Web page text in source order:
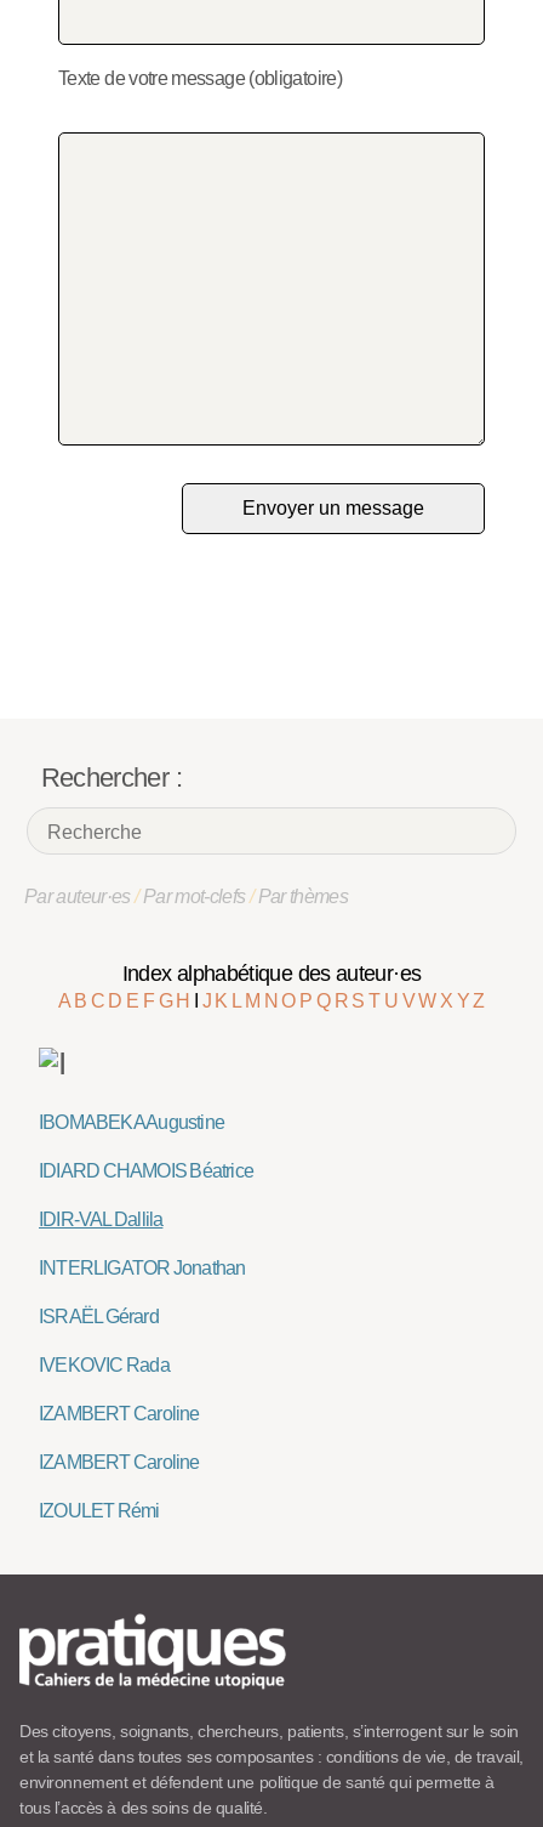
Texte de votre message (obligatoire)
Rechercher :
Par auteur·es/Par mot-clefs/Par thèmes
Index alphabétique des auteur·es
A B C D E F G H J K L M NO P Q R ST U VW X YZ
IBOMABEKA Augustine
IDIARD CHAMOIS Béatrice
IDIR-VAL Dallila
INTERLIGATOR Jonathan
ISRAËL Gérard
IVEKOVIC Rada
IZAMBERT Caroline
IZAMBERT Caroline
IZOULET Rémi
Des citoyens, soignants, chercheurs, patients, s’interrogent sur le soin
et la santé dans toutes ses composantes : conditions de vie, de travail,
environnement et défendent une politique de santé qui permette à
tous l’accès à des soins de qualité.